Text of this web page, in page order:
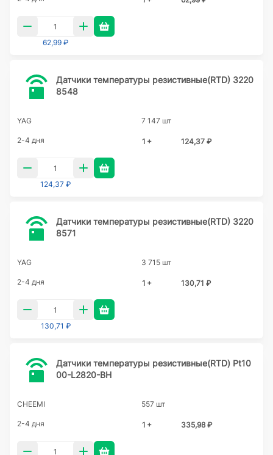
62,99 ₽
Датчики температуры резистивные(RTD) 3220
8548
YAG 7 147 шт
2-4 дня 1 + 124,37 ₽
124,37 ₽
Датчики температуры резистивные(RTD) 3220
8571
YAG 3 715 шт
2-4 дня 1 + 130,71 ₽
130,71 ₽
Датчики температуры резистивные(RTD) Pt10
00-L2820-BH
CHEEMI 557 шт
2-4 дня 1 + 335,98 ₽